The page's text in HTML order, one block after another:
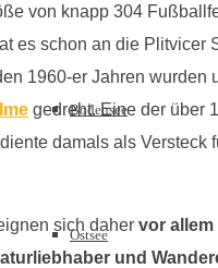
Bodensee
Ostsee
von knapp 304
es schon an die Plitvicer
1960-er Jahren wurden
gedreht. Eine der über
damals als Versteck
sich daher vor allem
und